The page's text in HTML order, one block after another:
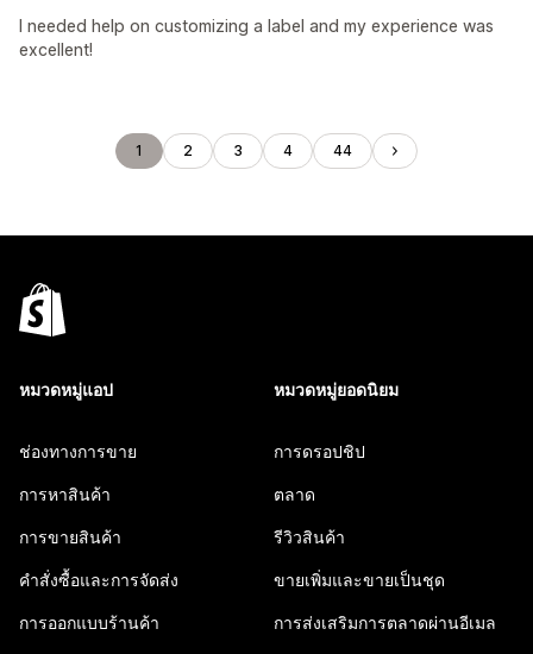
I needed help on customizing a label and my experience was
excellent!
1 2 3 4 44
หมวดหมู่แอป
ช่องทางการขาย
การหาสินค้า
การขายสินค้า
คำสั่งซื้อและการจัดส่ง
การออกแบบร้านค้า
หมวดหมู่ยอดนิยม
การดรอปชิป
ตลาด
รีวิวสินค้า
ขายเพิ่มและขายเป็นชุด
การส่งเสริมการตลาดผ่านอีเมล